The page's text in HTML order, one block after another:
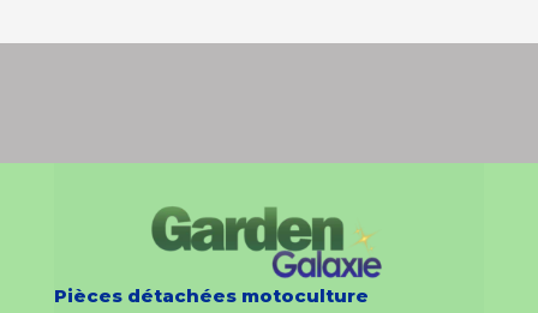
Pièces détachées motoculture